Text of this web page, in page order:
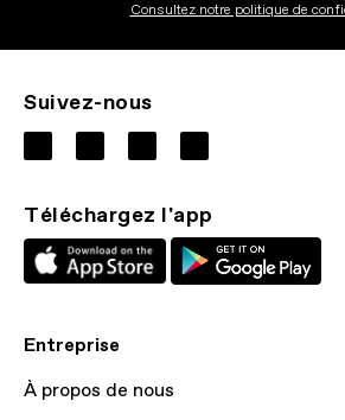
Consultez notre politique de
Suivez-nous
Téléchargez l'app
Entreprise
À propos de nous